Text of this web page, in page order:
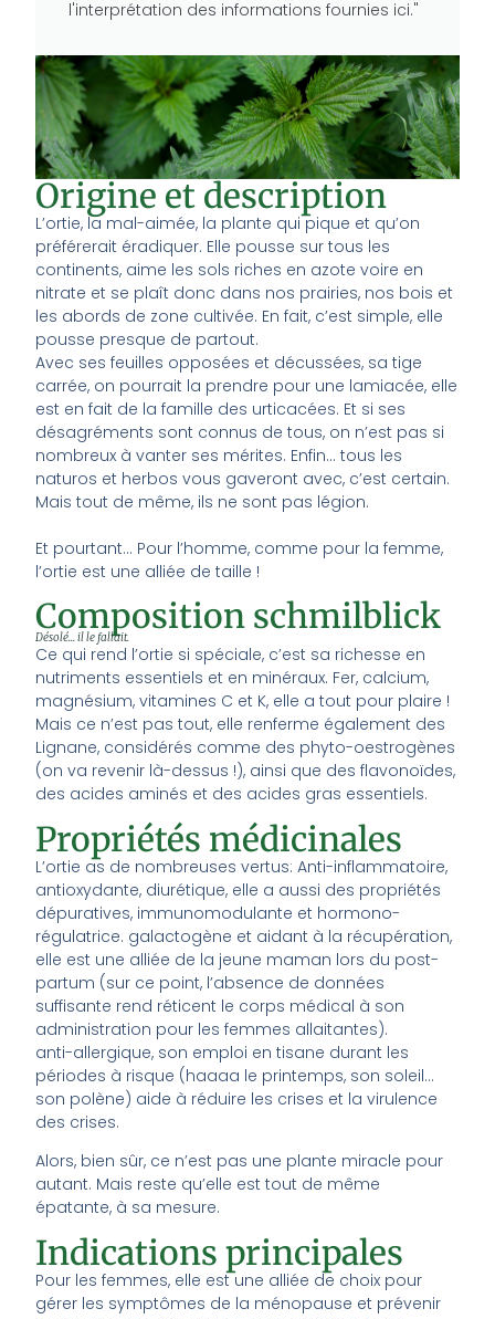
l'interprétation des informations fournies ici."
Origine et description
L’ortie, la mal-aimée, la plante qui pique et qu’on
préférerait éradiquer. Elle pousse sur tous les
continents, aime les sols riches en azote voire en
nitrate et se plaît donc dans nos prairies, nos bois et
les abords de zone cultivée. En fait, c’est simple, elle
pousse presque de partout.
Avec ses feuilles opposées et décussées, sa tige
carrée, on pourrait la prendre pour une lamiacée, elle
est en fait de la famille des urticacées. Et si ses
désagréments sont connus de tous, on n’est pas si
nombreux à vanter ses mérites. Enfin… tous les
naturos et herbos vous gaveront avec, c’est certain.
Mais tout de même, ils ne sont pas légion.
Et pourtant… Pour l’homme, comme pour la femme,
l’ortie est une alliée de taille !
Composition schmilblick
Désolé... il le fallait.
Ce qui rend l’ortie si spéciale, c’est sa richesse en
nutriments essentiels et en minéraux. Fer, calcium,
magnésium, vitamines C et K, elle a tout pour plaire !
Mais ce n’est pas tout, elle renferme également des
Lignane, considérés comme des phyto-oestrogènes
(on va revenir là-dessus !), ainsi que des flavonoïdes,
des acides aminés et des acides gras essentiels.
Propriétés médicinales
L’ortie as de nombreuses vertus: Anti-inflammatoire,
antioxydante, diurétique, elle a aussi des propriétés
dépuratives, immunomodulante et hormono-
régulatrice. galactogène et aidant à la récupération,
elle est une alliée de la jeune maman lors du post-
partum (sur ce point, l’absence de données
suffisante rend réticent le corps médical à son
administration pour les femmes allaitantes).
anti-allergique, son emploi en tisane durant les
périodes à risque (haaaa le printemps, son soleil…
son polène) aide à réduire les crises et la virulence
des crises.
Alors, bien sûr, ce n’est pas une plante miracle pour
autant. Mais reste qu’elle est tout de même
épatante, à sa mesure.
Indications principales
Pour les femmes, elle est une alliée de choix pour
gérer les symptômes de la ménopause et prévenir